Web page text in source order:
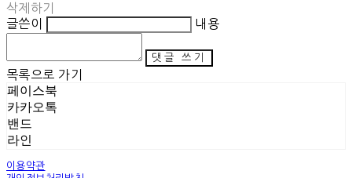
삭제하기
글쓴이
내용
댓글 쓰기
목록으로 가기
페이스북
카카오톡
밴드
라인
이용약관